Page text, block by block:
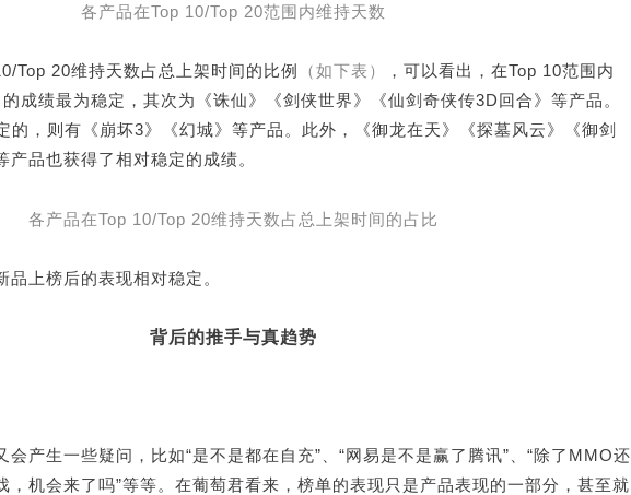
各产品在Top 10/Top 20范围内维持天数
Top 20维持天数占总上架时间的比例 （如下表）
，可以看出，在Top 10范围内
的成绩最为稳定，其次为《诛仙》《剑侠世界》《仙剑奇侠传3D回合》等产品。
的，则有《崩坏3》《幻城》等产品。此外，《御龙在天》《探墓风云》《御剑
产品也获得了相对稳定的成绩。
各产品在Top 10/Top 20维持天数占总上架时间的占比
上榜后的表现相对稳定。
背后的推手与真趋势
会产生一些疑问，比如“是不是都在自充”、“网易是不是赢了腾讯”、“除了MMO还
，机会来了吗”等等。在葡萄君看来，榜单的表现只是产品表现的一部分，甚至就